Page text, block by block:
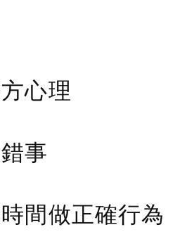
心理
事
間做正確行為